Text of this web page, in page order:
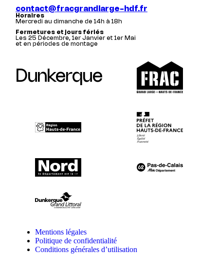
contact@fracgrandlarge-hdf.fr
Horaires
Mercredi au dimanche de 14h à 18h
Fermetures et jours fériés
Les 25 Décembre, 1er Janvier et 1er Mai
et en périodes de montage
Dunkerque
Mentions légales
Politique de confidentialité
Conditions générales d’utilisation